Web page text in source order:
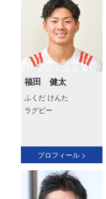
福田 健太
ふくだ けんた
ラグビー
プロフィール >